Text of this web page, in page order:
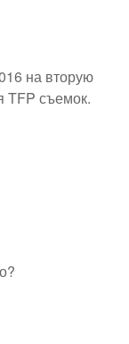
на вторую
TFP съемок.